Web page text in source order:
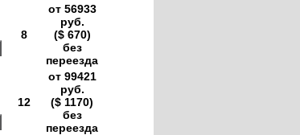
8
от 56933
руб.
($ 670)
без
переезда
12
от 99421
руб.
($ 1170)
без
переезда